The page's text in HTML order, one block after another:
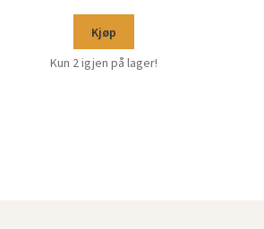
Kjøp
Kun 2 igjen på lager!